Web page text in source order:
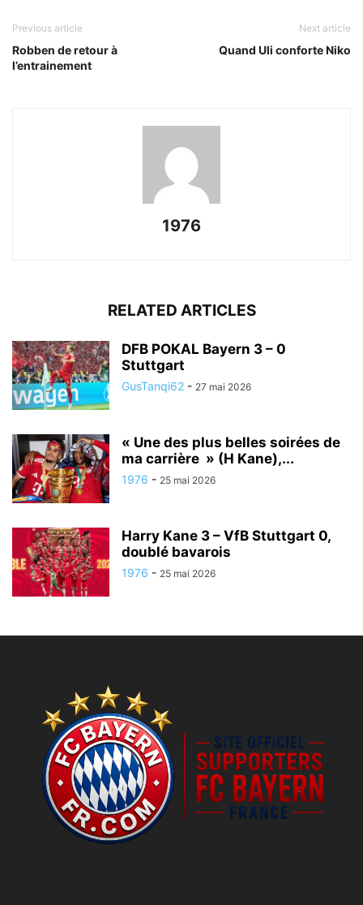
Previous article
Robben de retour à
l’entrainement
Next article
Quand Uli conforte Niko
1976
RELATED ARTICLES
DFB POKAL Bayern 3 – 0
Stuttgart
GusTanqi62 - 27 mai 2026
« Une des plus belles soirées de
ma carrière » (H Kane),...
1976 - 25 mai 2026
Harry Kane 3 – VfB Stuttgart 0,
doublé bavarois
1976 - 25 mai 2026